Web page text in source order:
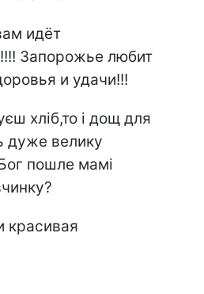
идёт
Запорожье любит
и удачи!!!
хліб,то і дощ для
дуже велику
пошле мамі
красивая